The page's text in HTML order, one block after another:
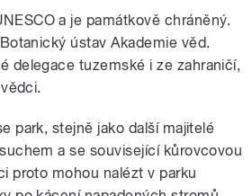
a je památkově chráněný.
ústav Akademie věd.
delegace tuzemské i ze zahraničí,
park, stejně jako další majitelé
a se související kůrovcovou
proto mohou nalézt v parku